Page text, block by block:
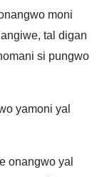
moni
tal digan
si pungwo
yamoni yal
onangwo yal